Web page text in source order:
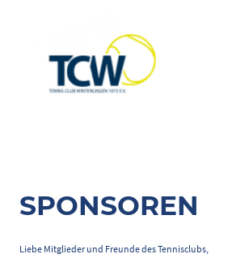
SPONSOREN
Liebe Mitglieder und Freunde des Tennisclubs,